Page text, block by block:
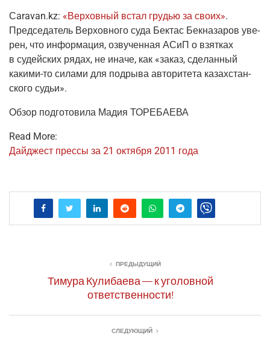
Сaravan.kz: «Вер­хов­ный встал гру­дью за сво­их».
Пред­се­да­тель Вер­хов­но­го суда Бек­тас Бек­на­за­ров уве­
рен, что инфор­ма­ция, озву­чен­ная АСиП о взят­ках
в судей­ских рядах, не ина­че, как «заказ, сде­лан­ный
каки­ми-то сила­ми для под­ры­ва авто­ри­те­та казах­стан­
ско­го судьи».
Обзор под­го­то­ви­ла Мадия ТОРЕБАЕВА
Read More:
Дай­джест прес­сы за 21 октяб­ря 2011 года
ПРЕДЫДУЩИЙ
Тимура Кулибаева — к уголовной
ответственности!
СЛЕДУЮЩИЙ